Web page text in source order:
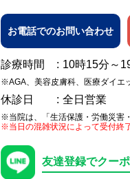
お電話でのお問い合わせ
診療時間 10時15分～
※AGA、美容皮膚科、医療ダイエ
休診日 全日営業
※当院は、「生活保護・労働災害
※当日の混雑状況によって受付終
友達登録でクー